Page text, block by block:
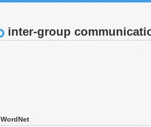
inter-group
WordNet